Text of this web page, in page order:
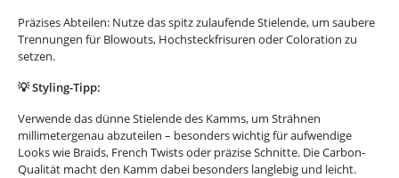
Präzises Abteilen: Nutze das spitz zulaufende Stielende, um saubere
Trennungen für Blowouts, Hochsteckfrisuren oder Coloration zu
setzen.
💡 Styling-Tipp:
Verwende das dünne Stielende des Kamms, um Strähnen
millimetergenau abzuteilen – besonders wichtig für aufwendige
Looks wie Braids, French Twists oder präzise Schnitte. Die Carbon-
Qualität macht den Kamm dabei besonders langlebig und leicht.